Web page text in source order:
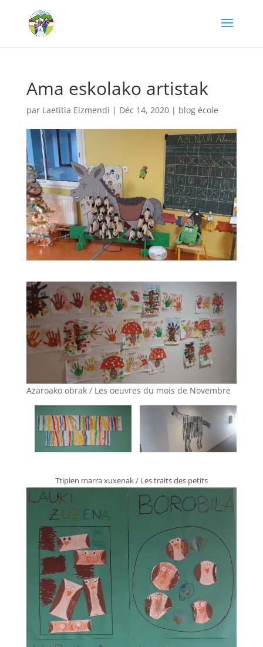
Ama eskolako artistak
par Laetitia Eizmendi | Déc 14, 2020| blog école
Azaroako obrak / Les oeuvres du mois de Novembre
Ttipien marra xuxenak / Les traits des petits